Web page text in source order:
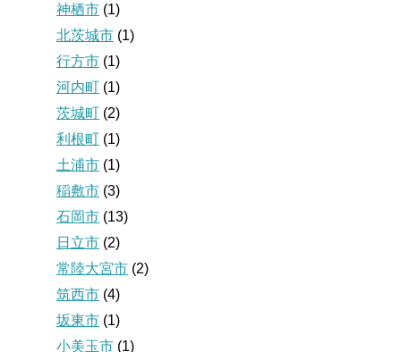
神栖市 (1)
北茨城市 (1)
行方市 (1)
河内町 (1)
茨城町 (2)
利根町 (1)
土浦市 (1)
稲敷市 (3)
石岡市 (13)
日立市 (2)
常陸大宮市 (2)
筑西市 (4)
坂東市 (1)
小美玉市 (1)